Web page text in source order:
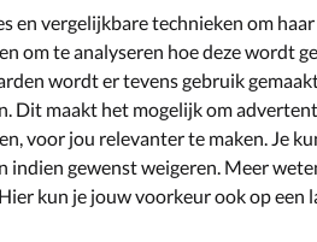
Timberland Dunstan River
en vergelijkbare technieken om
om te analyseren hoe deze wordt
wordt er tevens gebruik
Dit maakt het mogelijk om
voor jou relevanter te maken. Je
gewenst weigeren. Meer
. Hier kun je jouw voorkeur ook op een